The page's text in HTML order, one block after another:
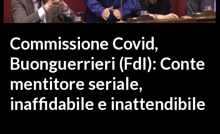
AGENDA
ITALIA
MONDO
POLITICA
ECONOMIA
Commissione Covid,
Buonguerrieri (FdI): Conte
mentitore seriale,
inaffidabile e inattendibile